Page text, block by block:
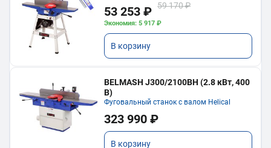
53 253 ₽ 59 170 ₽
Экономия: 5 917 ₽
В корзину
BELMASH J300/2100ВH (2.8 кВт, 400
В)
Фуговальный станок с валом Helical
323 990 ₽
В корзину